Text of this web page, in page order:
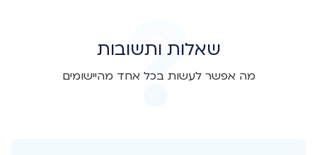
שאלות ותשובות
מה אפשר לעשות בכל אחד מהיישומים